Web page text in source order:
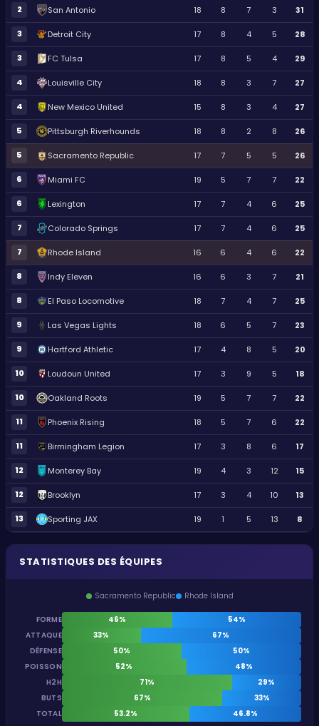
2 San Antonio 18 8 7 3 31
3 Detroit City 17 8 4 5 28
3 FC Tulsa 17 8 5 4 29
4 Louisville City 18 8 3 7 27
4 New Mexico United 15 8 3 4 27
5 Pittsburgh Riverhounds 18 8 2 8 26
5 Sacramento Republic 17 7 5 5 26
6 Miami FC 19 5 7 7 22
6 Lexington 17 7 4 6 25
7 Colorado Springs 17 7 4 6 25
7 Rhode Island 16 6 4 6 22
8 Indy Eleven 16 6 3 7 21
8 El Paso Locomotive 18 7 4 7 25
9 Las Vegas Lights 18 6 5 7 23
9 Hartford Athletic 17 4 8 5 20
10 Loudoun United 17 3 9 5 18
10 Oakland Roots 19 5 7 7 22
11 Phoenix Rising 18 5 7 6 22
11 Birmingham Legion 17 3 8 6 17
12 Monterey Bay 19 4 3 12 15
12 Brooklyn 17 3 4 10 13
13 Sporting JAX 19 1 5 13 8
STATISTIQUES DES ÉQUIPES
Sacramento Republic Rhode Island
FORME 46%
54%
ATTAQUE
33%
67%
DÉFENSE
50%
50%
POISSON
52%
48%
H2H
71%
29%
BUTS
67%
33%
TOTAL
53.2% 46.8%